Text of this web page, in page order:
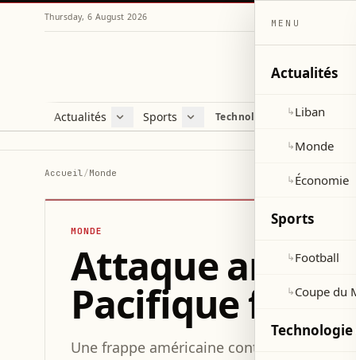
Thursday, 6 August 2026
Actualités
Liban
Sports
Football
Technologie et sciences
Accueil/Monde
MONDE
Attaque
Pacifique fait
Une frappe américaine contre un navire
MENU
Actualités
↳Liban
↳Monde
↳Économie
Sports
↳Football
↳Coupe du
Technologie